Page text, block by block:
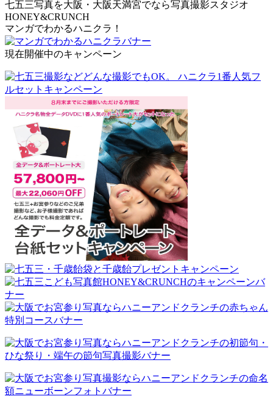
七五三写真を大阪・大阪天満宮でなら写真撮影スタジオ
HONEY&CRUNCH
マンガでわかるハニクラ！
現在開催中のキャンペーン